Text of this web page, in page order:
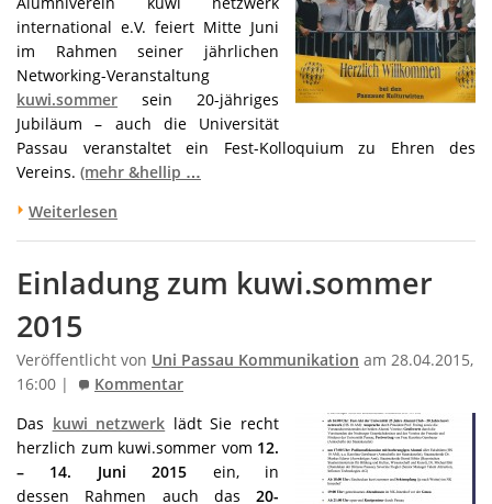
international e.V. feiert Mitte Juni
im Rahmen seiner jährlichen
Networking-Veranstaltung
kuwi.sommer sein 20-jähriges
Jubiläum – auch die Universität
Passau veranstaltet ein Fest-Kolloquium zu Ehren des
Vereins. (mehr &hellip …
Weiterlesen
Einladung zum kuwi.sommer
2015
Veröffentlicht von Uni Passau Kommunikation am 28.04.2015,
16:00 |
Kommentar
Das kuwi netzwerk lädt Sie recht
herzlich zum kuwi.sommer vom 12.
– 14. Juni 2015 ein, in
dessen Rahmen auch das 20-